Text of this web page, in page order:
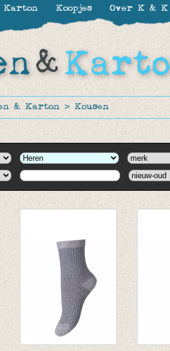
& Karton > Kousen
Karton Koopjes Over K & K